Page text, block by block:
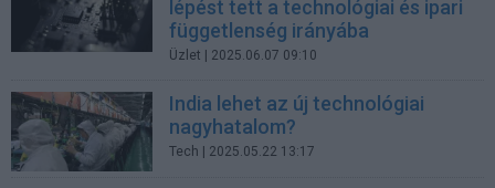
lépést tett a technológiai és ipari
függetlenség irányába
Üzlet | 2025.06.07 09:10
India lehet az új technológiai
nagyhatalom?
Tech | 2025.05.22 13:17